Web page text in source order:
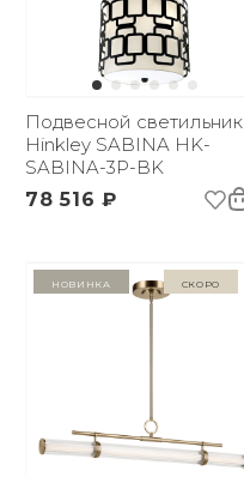
Подвесной светильник
Hinkley SABINA HK-
SABINA-3P-BK
78 516 ₽
Новинка Скоро